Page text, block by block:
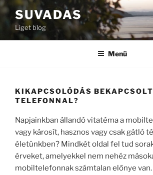
Tartalomhoz
SUVADAS
Liget blog
Menü
KIKAPCSOLÓDÁS BEKAPCSOLT
TELEFONNAL?
Napjainkban állandó vitatéma a
vagy károsít, hasznos vagy csak gátló
életünkben? Mindkét oldal fel tud
érveket, amelyekkel nem nehéz
mobiltelefonnak számtalan előnye van.